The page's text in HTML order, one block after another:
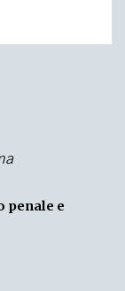
penale e